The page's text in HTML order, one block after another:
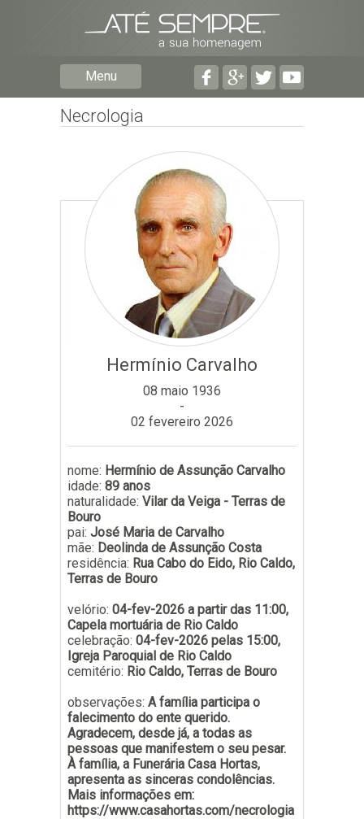
Menu
Necrologia
Hermínio Carvalho
08 maio 1936
-
02 fevereiro 2026
nome: Hermínio de Assunção Carvalho
idade: 89 anos
naturalidade: Vilar da Veiga - Terras de
Bouro
pai: José Maria de Carvalho
mãe: Deolinda de Assunção Costa
residência: Rua Cabo do Eido, Rio Caldo,
Terras de Bouro
velório: 04-fev-2026 a partir das 11:00,
Capela mortuária de Rio Caldo
celebração: 04-fev-2026 pelas 15:00,
Igreja Paroquial de Rio Caldo
cemitério: Rio Caldo, Terras de Bouro
observações: A família participa o
falecimento do ente querido.
Agradecem, desde já, a todas as
pessoas que manifestem o seu pesar.
À família, a Funerária Casa Hortas,
apresenta as sinceras condolências.
Mais informações em:
https://www.casahortas.com/necrologia
Preencha o formulário seguinte para ser notificado de
falecimentos em determinado concelho.
Subscrever
Preencha os seguintes campos com a informação mais
pormenorizada possível: